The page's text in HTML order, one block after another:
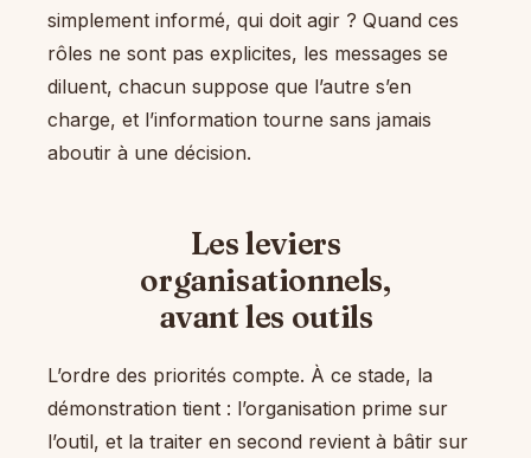
simplement informé, qui doit agir ? Quand ces
rôles ne sont pas explicites, les messages se
diluent, chacun suppose que l’autre s’en
charge, et l’information tourne sans jamais
aboutir à une décision.
Les leviers
organisationnels,
avant les outils
L’ordre des priorités compte. À ce stade, la
démonstration tient : l’organisation prime sur
l’outil, et la traiter en second revient à bâtir sur